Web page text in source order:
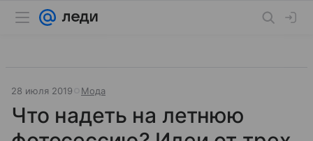
28 июля 2019 Мода
Что надеть на летнюю